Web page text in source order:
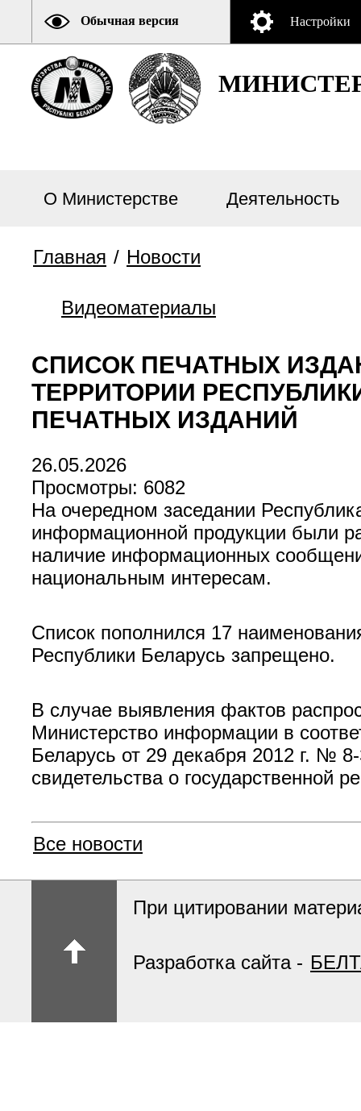
Обычная версия Настройки
О Министерстве Деятельность
Главная / Новости
Видеоматериалы
СПИСОК ПЕЧАТНЫХ
ТЕРРИТОРИИ
ПЕЧАТНЫХ ИЗДАНИЙ
26.05.2026
Просмотры: 6082
На очередном заседании
информационной продукции были
наличие информационных
национальным интересам.
Список пополнился 17
Республики Беларусь запрещено.
В случае выявления фактов
Министерство информации в
Беларусь от 29 декабря 2012 г. №
свидетельства о государственной
Все новости
При цитировании
Разработка сайта -